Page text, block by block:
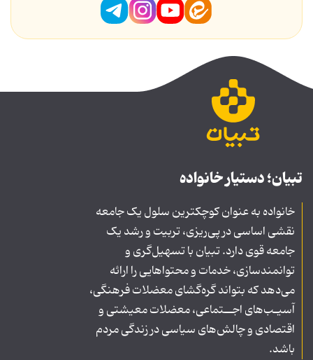
تبیان؛ دستیار خانواده
خانواده به عنوان کوچکترین سلول یک جامعه
نقشی اساسی در پی‌ریزی، تربیت و رشد یک
جامعه قوی دارد. تبیان با تسهیل‌گری و
توانمندسازی، خدمات و محتواهایی را ارائه
می‌دهد که بتواند گره‌گشای معضلات فرهنگی،
آسیـب‌های اجــتماعی، معضلات معیشتی و
اقتصادی و چالش‌های سیاسی در زندگی مردم
باشد.